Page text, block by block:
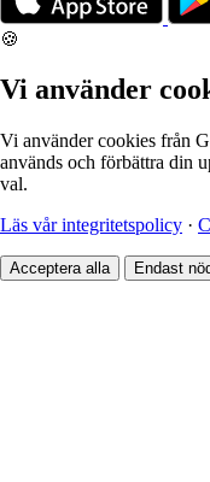
🍪
Vi använder
Vi använder cookies från
används och förbättra din
val.
Läs vår integritetspolicy ·
Acceptera alla Endast